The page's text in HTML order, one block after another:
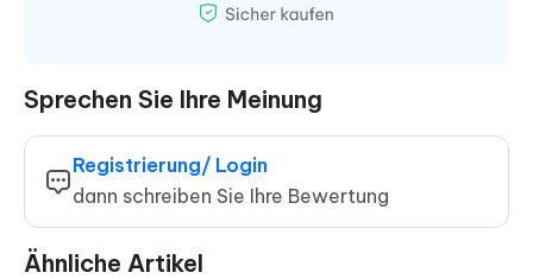
Sprechen Sie Ihre Meinung
Registrierung/ Login
dann schreiben Sie Ihre Bewertung
Ähnliche Artikel